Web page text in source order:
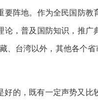
要阵地。作为全民国防
论，普及国防知识，推
、台湾以外，其他各个
好的，既有一定声势又